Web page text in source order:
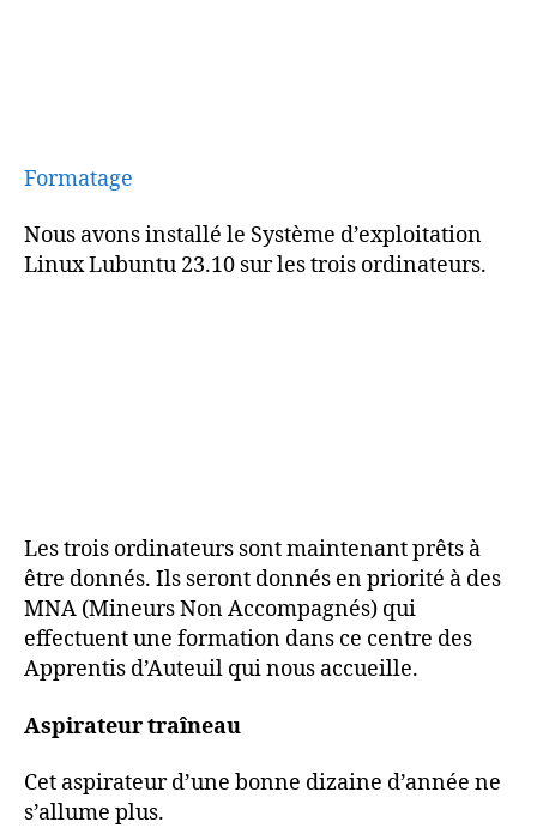
Formatage
Nous avons installé le Système d’exploitation
Linux Lubuntu 23.10 sur les trois ordinateurs.
Les trois ordinateurs sont maintenant prêts à
être donnés. Ils seront donnés en priorité à des
MNA (Mineurs Non Accompagnés) qui
effectuent une formation dans ce centre des
Apprentis d’Auteuil qui nous accueille.
Aspirateur traîneau
Cet aspirateur d’une bonne dizaine d’année ne
s’allume plus.